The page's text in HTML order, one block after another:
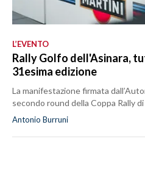
L’EVENTO
Rally Golfo dell'Asinara,
31esima edizione
La manifestazione firmata
secondo round della Coppa Rally
Antonio Burruni